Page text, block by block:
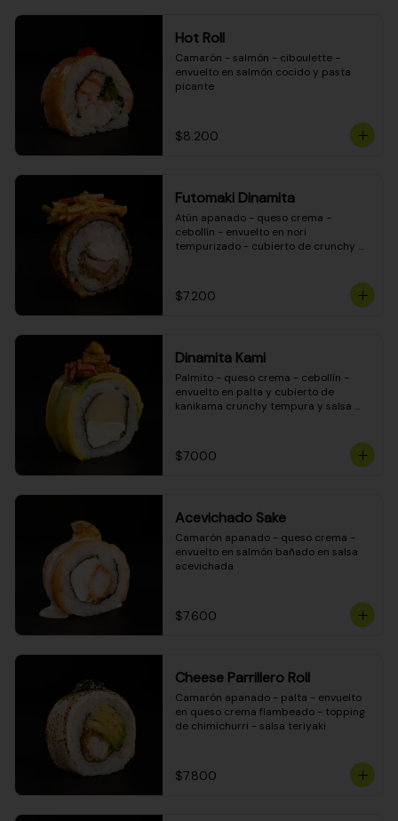
Hot Roll
Camarón - salmón - ciboulette -
envuelto en salmón cocido y pasta
picante
$8.200
Futomaki Dinamita
Atún apanado - queso crema -
cebollín - envuelto en nori
tempurizado - cubierto de crunchy
$7.200
Dinamita Kami
Palmito - queso crema - cebollín -
envuelto en palta y cubierto de
kanikama crunchy tempura y salsa
$7.000
Acevichado Sake
Camarón apanado - queso crema -
envuelto en salmón bañado en salsa
acevichada
$7.600
Cheese Parrillero Roll
Camarón apanado - palta - envuelto
en queso crema flambeado - topping
de chimichurri - salsa teriyaki
$7.800